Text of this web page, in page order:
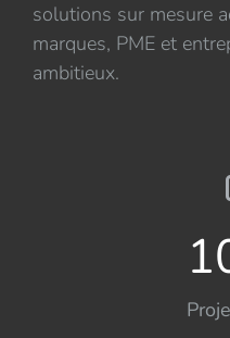
solutions sur mesure
marques, PME et
ambitieux.